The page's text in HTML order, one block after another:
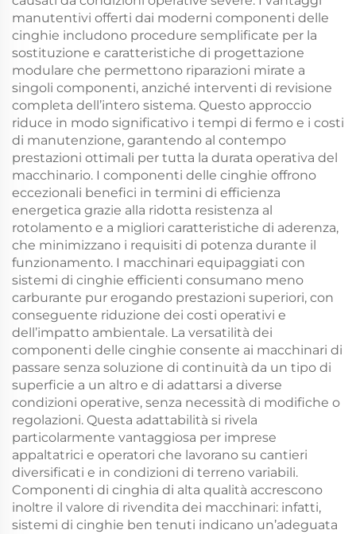
manutentivi offerti dai moderni componenti delle
cinghie includono procedure semplificate per la
sostituzione e caratteristiche di progettazione
modulare che permettono riparazioni mirate a
singoli componenti, anziché interventi di revisione
completa dell’intero sistema. Questo approccio
riduce in modo significativo i tempi di fermo e i costi
di manutenzione, garantendo al contempo
prestazioni ottimali per tutta la durata operativa del
macchinario. I componenti delle cinghie offrono
eccezionali benefici in termini di efficienza
energetica grazie alla ridotta resistenza al
rotolamento e a migliori caratteristiche di aderenza,
che minimizzano i requisiti di potenza durante il
funzionamento. I macchinari equipaggiati con
sistemi di cinghie efficienti consumano meno
carburante pur erogando prestazioni superiori, con
conseguente riduzione dei costi operativi e
dell’impatto ambientale. La versatilità dei
componenti delle cinghie consente ai macchinari di
passare senza soluzione di continuità da un tipo di
superficie a un altro e di adattarsi a diverse
condizioni operative, senza necessità di modifiche o
regolazioni. Questa adattabilità si rivela
particolarmente vantaggiosa per imprese
appaltatrici e operatori che lavorano su cantieri
diversificati e in condizioni di terreno variabili.
Componenti di cinghia di alta qualità accrescono
inoltre il valore di rivendita dei macchinari: infatti,
sistemi di cinghie ben tenuti indicano un’adeguata